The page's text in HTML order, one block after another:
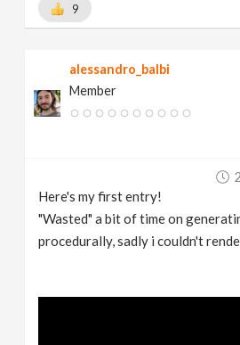
9
alessandro_balbi
Member
Here's my first entry!
"Wasted" a bit of time on
procedurally, sadly i couldn't